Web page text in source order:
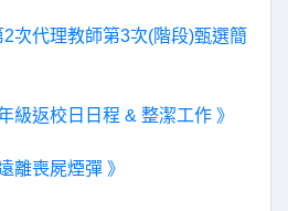
次代理教師第3次(階段)甄選簡
級返校日日程 & 整潔工作 》
離喪屍煙彈 》